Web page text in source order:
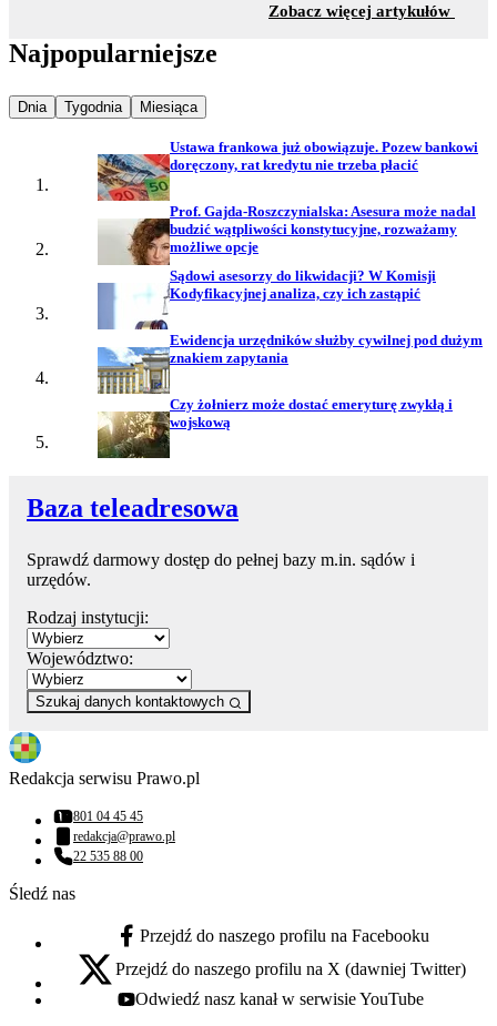
Zobacz więcej artykułów
Najpopularniejsze
Najpopularniejsze wiadomości z
Dnia Najpopularniejsze wiadomości z
Tygodnia Najpopularniejsze wiadomości z
Miesiąca
Ustawa frankowa już obowiązuje. Pozew bankowi
doręczony, rat kredytu nie trzeba płacić
Prof. Gajda-Roszczynialska: Asesura może nadal
budzić wątpliwości konstytucyjne, rozważamy
możliwe opcje
Sądowi asesorzy do likwidacji? W Komisji
Kodyfikacyjnej analiza, czy ich zastąpić
Ewidencja urzędników służby cywilnej pod dużym
znakiem zapytania
Czy żołnierz może dostać emeryturę zwykłą i
wojskową
Baza teleadresowa
Sprawdź darmowy dostęp do pełnej bazy m.in. sądów i
urzędów.
Rodzaj instytucji:
Województwo:
Szukaj danych kontaktowych
Redakcja serwisu Prawo.pl
Numer telefonu:
801 04 45 45
Adres email:
redakcja@prawo.pl
Numer telefonu:
22 535 88 00
Śledź nas
facebook - otwiera się w nowej karcie
Przejdź do naszego profilu na Facebooku
x - otwiera się w nowej karcie
Przejdź do naszego profilu na X (dawniej Twitter)
youtube - otwiera się w nowej karcie
Odwiedź nasz kanał w serwisie YouTube